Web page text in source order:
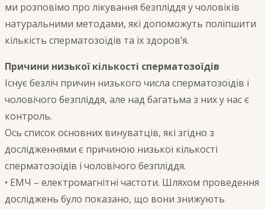
ми розповімо про лікування безпліддя у чоловіків
натуральними методами, які допоможуть поліпшити
кількість сперматозоїдів та їх здоров’я.
Причини низької кількості сперматозоїдів
Існує безліч причин низького числа сперматозоїдів і
чоловічого безпліддя, але над багатьма з них у нас є
контроль.
Ось список основних винуватців, які згідно з
дослідженнями є причиною низької кількості
сперматозоїдів і чоловічого безпліддя.
• ЕМЧ – електромагнітні частоти. Шляхом проведення
досліджень було показано, що вони знижують